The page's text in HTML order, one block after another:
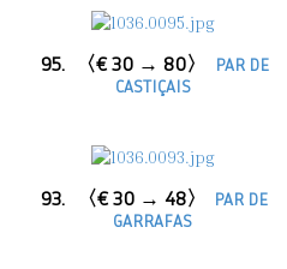
95. 〈€ 30 → 80〉
PAR DE
CASTIÇAIS
93. 〈€ 30 → 48〉
PAR DE
GARRAFAS